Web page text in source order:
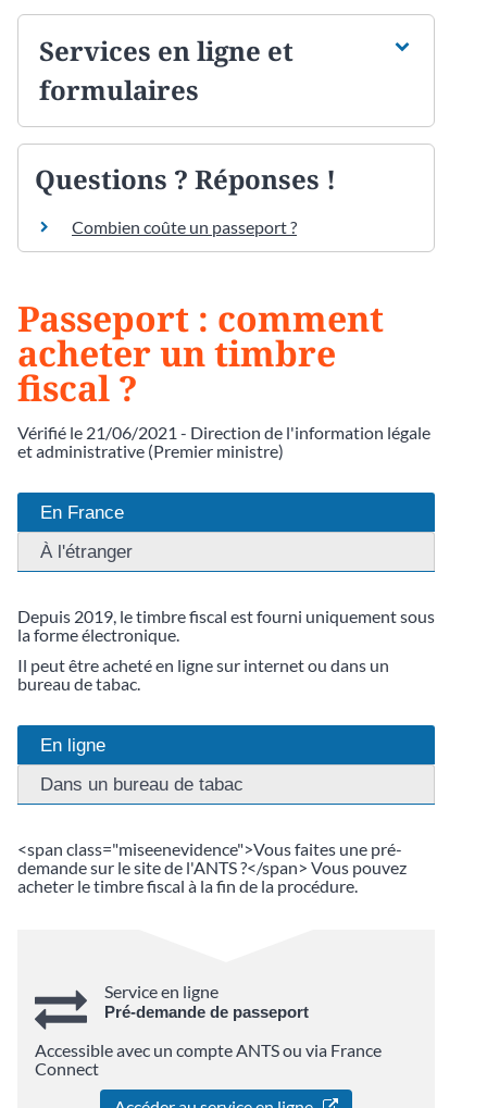
Services en ligne et
formulaires
Questions ? Réponses !
Combien coûte un passeport ?
Passeport : comment
acheter un timbre
fiscal ?
Vérifié le 21/06/2021 - Direction de l'information légale
et administrative (Premier ministre)
En France
À l'étranger
Depuis 2019, le timbre fiscal est fourni uniquement sous
la forme électronique.
Il peut être acheté en ligne sur internet ou dans un
bureau de tabac.
En ligne
Dans un bureau de tabac
<span class="miseenevidence">Vous faites une pré-
demande sur le site de l'ANTS ?</span> Vous pouvez
acheter le timbre fiscal à la fin de la procédure.
Service en ligne
Pré-demande de passeport
Accessible avec un compte ANTS ou via France
Connect